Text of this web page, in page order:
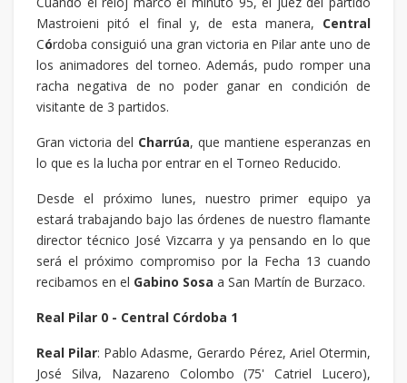
Mastroieni pitó el final y, de esta manera, Central
Córdoba consiguió una gran victoria en Pilar ante uno de
los animadores del torneo. Además, pudo romper una
racha negativa de no poder ganar en condición de
visitante de 3 partidos.
Gran victoria del Charrúa, que mantiene esperanzas en
lo que es la lucha por entrar en el Torneo Reducido.
Desde el próximo lunes, nuestro primer equipo ya
estará trabajando bajo las órdenes de nuestro flamante
director técnico José Vizcarra y ya pensando en lo que
será el próximo compromiso por la Fecha 13 cuando
recibamos en el Gabino Sosa a San Martín de Burzaco.
Real Pilar 0 - Central Córdoba 1
Real Pilar: Pablo Adasme, Gerardo Pérez, Ariel Otermin,
José Silva, Nazareno Colombo (75' Catriel Lucero),